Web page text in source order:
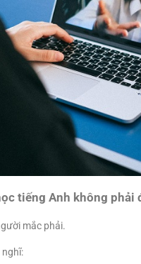
tiếng Anh không phải
mắc phải.